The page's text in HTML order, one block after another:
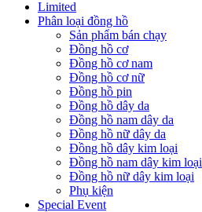
Limited
Phân loại đồng hồ
Sản phẩm bán chạy
Đồng hồ cơ
Đồng hồ cơ nam
Đồng hồ cơ nữ
Đồng hồ pin
Đồng hồ dây da
Đồng hồ nam dây da
Đồng hồ nữ dây da
Đồng hồ dây kim loại
Đồng hồ nam dây kim loại
Đồng hồ nữ dây kim loại
Phụ kiện
Special Event